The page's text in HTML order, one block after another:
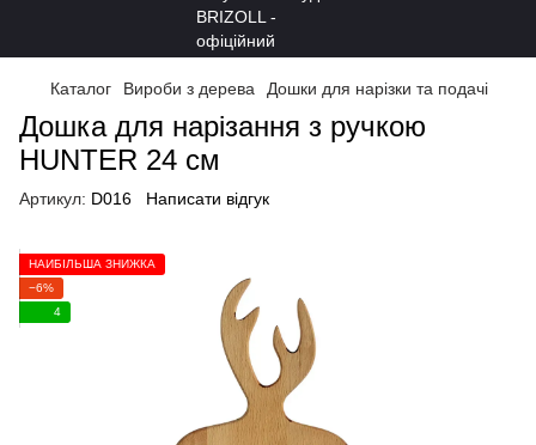
Каталог Вироби з дерева Дошки для нарізки та подачі
Дошка для нарізання з ручкою
HUNTER 24 см
Артикул: D016 Написати відгук
НАЙБІЛЬША ЗНИЖКА
−6%
4